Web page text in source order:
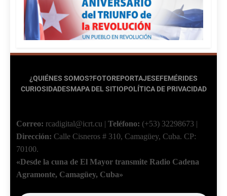
¿QUIÉNES SOMOS?FOTOREPORTAJESEFEMÉRIDES
CURIOSIDADESMAPA DEL SITIOPOLÍTICA DE PRIVACIDAD
Correo: rcadigital@icrt.cu | Teléfono: (+53) 32298673 |
Dirección: Calle Cisneros # 310, Camagüey, Cuba. CP:
70100.
«Desde la cuna de El Mayor transmite Radio Cadena
Agramonte, Camagüey, Cuba»